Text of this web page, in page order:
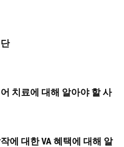
치료에 대해 알아야 할 사
에 대한 VA 혜택에 대해 알